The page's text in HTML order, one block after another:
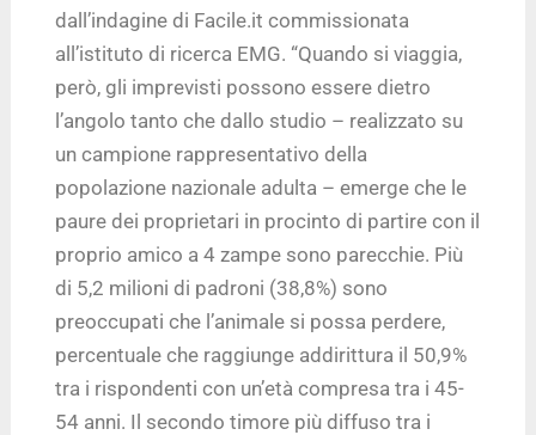
dall’indagine di Facile.it commissionata
all’istituto di ricerca EMG. “Quando si viaggia,
però, gli imprevisti possono essere dietro
l’angolo tanto che dallo studio – realizzato su
un campione rappresentativo della
popolazione nazionale adulta – emerge che le
paure dei proprietari in procinto di partire con il
proprio amico a 4 zampe sono parecchie. Più
di 5,2 milioni di padroni (38,8%) sono
preoccupati che l’animale si possa perdere,
percentuale che raggiunge addirittura il 50,9%
tra i rispondenti con un’età compresa tra i 45-
54 anni. Il secondo timore più diffuso tra i